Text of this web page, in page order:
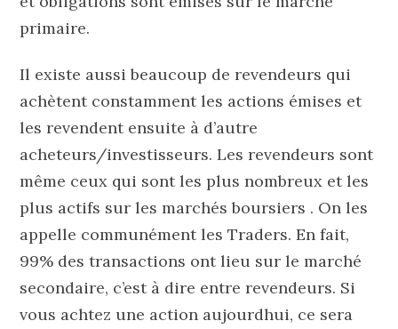
primaire.
Il existe aussi beaucoup de revendeurs qui
achètent constamment les actions émises et
les revendent ensuite à d’autre
acheteurs/investisseurs. Les revendeurs sont
même ceux qui sont les plus nombreux et les
plus actifs sur les marchés boursiers . On les
appelle communément les Traders. En fait,
99% des transactions ont lieu sur le marché
secondaire, c’est à dire entre revendeurs. Si
vous achtez une action aujourdhui, ce sera